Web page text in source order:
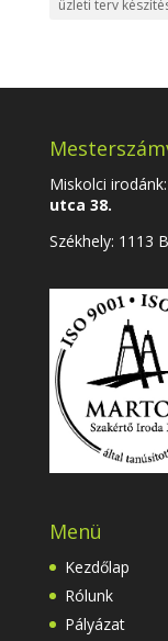
üzleti terv
Miskolci irodánk:
utca 38.
Székhely: 1113
Menü
Kezdőlap
Rólunk
Pályázat